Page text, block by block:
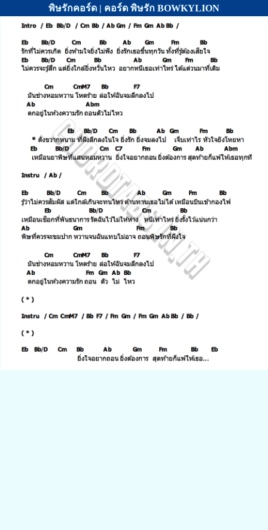
พิษรักคอร์ด | คอร์ด พิษรัก BOWKYLION